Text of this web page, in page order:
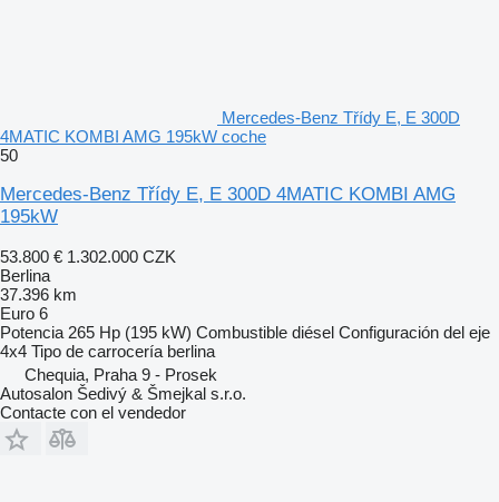
Mercedes-Benz Třídy E, E 300D
4MATIC KOMBI AMG 195kW coche
50
Mercedes-Benz Třídy E, E 300D 4MATIC KOMBI AMG
195kW
53.800 € 1.302.000 CZK
Berlina
37.396 km
Euro 6
Potencia 265 Hp (195 kW) Combustible diésel Configuración del eje
4x4 Tipo de carrocería berlina
Chequia, Praha 9 - Prosek
Autosalon Šedivý & Šmejkal s.r.o.
Contacte con el vendedor